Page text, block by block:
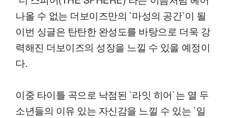
나올 수 없는 더보이즈만의 `마성의 공간`이 될
이번 싱글은 탄탄한 완성도를 바탕으로 더욱 강
력해진 더보이즈의 성장을 느낄 수 있을 예정이
다.
이중 타이틀 곡으로 낙점된 `라잇 히어`는 열 두
소년들의 이유 있는 자신감을 느낄 수 있는 `일